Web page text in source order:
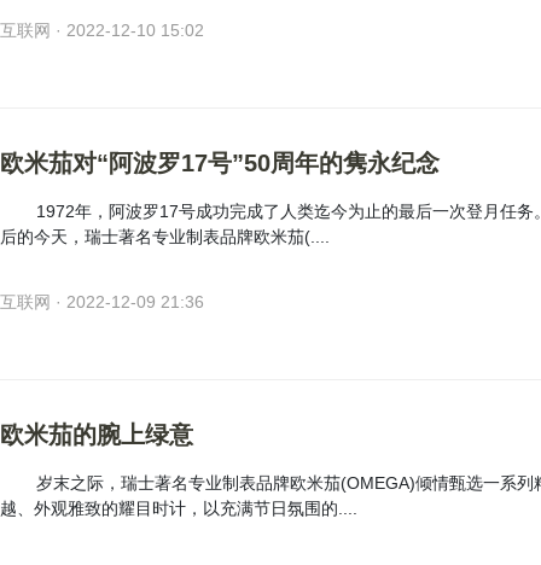
互联网 · 2022-12-10 15:02
欧米茄对“阿波罗17号”50周年的隽永纪念
1972年，阿波罗17号成功完成了人类迄今为止的最后一次登月任务
后的今天，瑞士著名专业制表品牌欧米茄(....
互联网 · 2022-12-09 21:36
欧米茄的腕上绿意
岁末之际，瑞士著名专业制表品牌欧米茄(OMEGA)倾情甄选一系列
越、外观雅致的耀目时计，以充满节日氛围的....